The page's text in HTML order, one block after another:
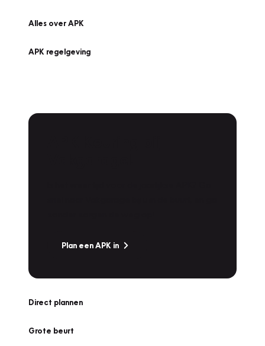
Alles over APK
APK regelgeving
Plan een APK in
Direct plannen
Grote beurt